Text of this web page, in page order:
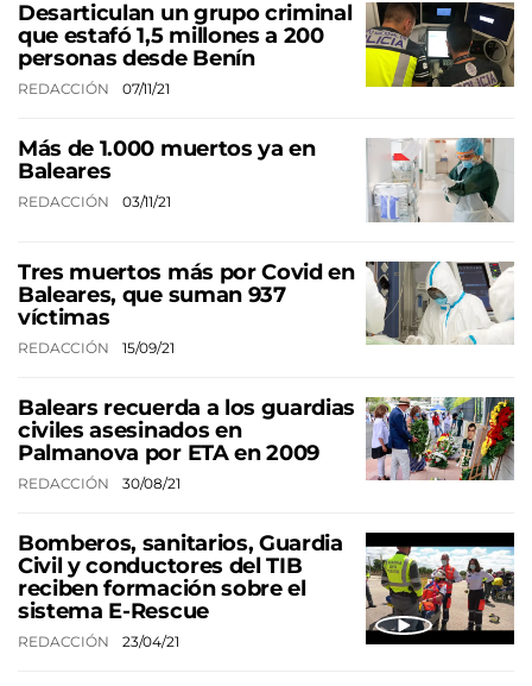
Desarticulan un grupo criminal
que estafó 1,5 millones a 200
personas desde Benín
REDACCIÓN 07/11/21
Más de 1.000 muertos ya en
Baleares
REDACCIÓN 03/11/21
Tres muertos más por Covid en
Baleares, que suman 937
víctimas
REDACCIÓN 15/09/21
Balears recuerda a los guardias
civiles asesinados en
Palmanova por ETA en 2009
REDACCIÓN 30/08/21
Bomberos, sanitarios, Guardia
Civil y conductores del TIB
reciben formación sobre el
sistema E-Rescue
REDACCIÓN 23/04/21